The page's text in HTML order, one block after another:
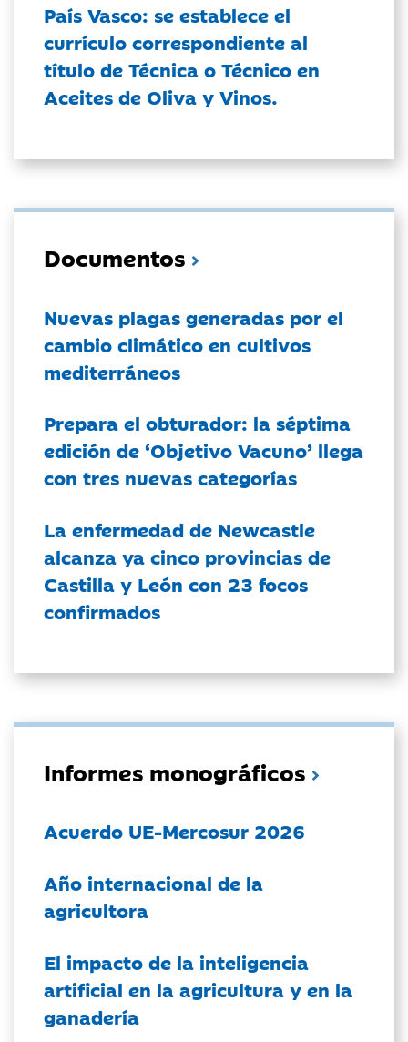
País Vasco: se establece el
currículo correspondiente al
título de Técnica o Técnico en
Aceites de Oliva y Vinos.
Documentos
Nuevas plagas generadas por el
cambio climático en cultivos
mediterráneos
Prepara el obturador: la séptima
edición de ‘Objetivo Vacuno’ llega
con tres nuevas categorías
La enfermedad de Newcastle
alcanza ya cinco provincias de
Castilla y León con 23 focos
confirmados
Informes monográficos
Acuerdo UE-Mercosur 2026
Año internacional de la
agricultora
El impacto de la inteligencia
artificial en la agricultura y en la
ganadería